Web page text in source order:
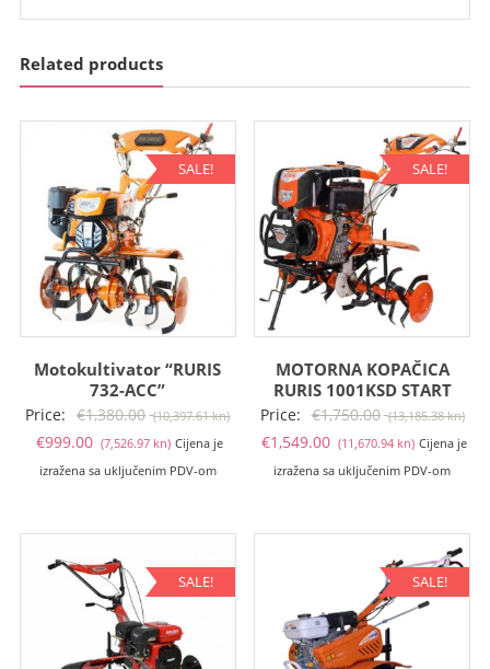
Related products
SALE!
Motokultivator “RURIS
732-ACC”
Price: €1,380.00 (10,397.61 kn)Izvorna
cijena
€999.00 (7,526.97 kn)Trenutna
cijena
kn).
Cijena je
izražena sa uključenim PDV-om
SALE!
MOTORNA KOPAČICA
RURIS 1001KSD START
Price: €1,750.00 (13,185.38 kn)
€1,549.00 (11,670.94 kn)Trenutna
cijena
(11,670.94
kn).
Cijena je
izražena sa uključenim PDV-om
SALE! SALE!